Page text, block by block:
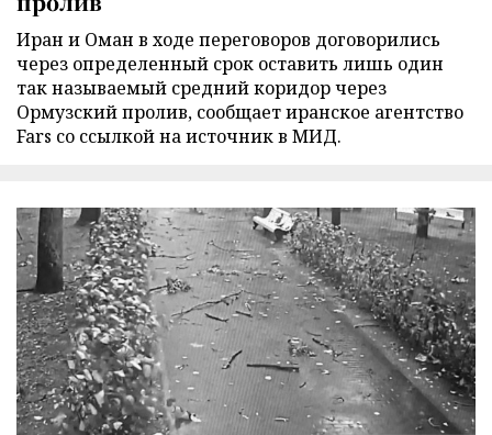
Иран и Оман в ходе переговоров договорились
через определенный срок оставить лишь один
так называемый средний коридор через
Ормузский пролив, сообщает иранское агентство
Fars со ссылкой на источник в МИД.